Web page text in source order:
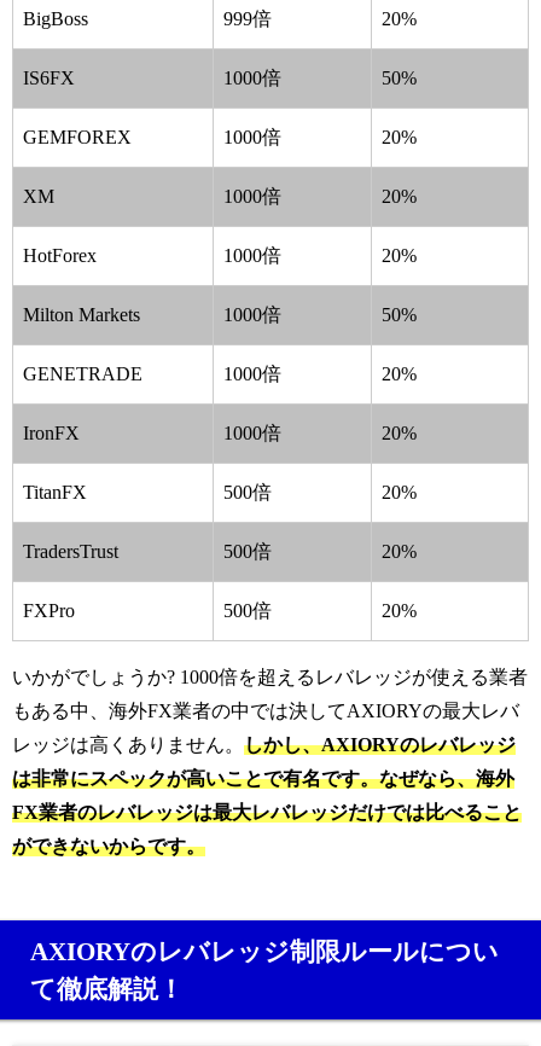
BigBoss 999倍 20%
IS6FX 1000倍 50%
GEMFOREX 1000倍 20%
XM 1000倍 20%
HotForex 1000倍 20%
Milton Markets 1000倍 50%
GENETRADE 1000倍 20%
IronFX 1000倍 20%
TitanFX 500倍 20%
TradersTrust 500倍 20%
FXPro 500倍 20%
いかがでしょうか? 1000倍を超えるレバレッジが使える業者
もある中、海外FX業者の中では決してAXIORYの最大レバ
レッジは高くありません。 しかし、AXIORYのレバレッジ
は非常にスペックが高いことで有名です。なぜなら、海外
FX業者のレバレッジは最大レバレッジだけでは比べること
ができないからです。
AXIORYのレバレッジ制限ルールについ
て徹底解説！